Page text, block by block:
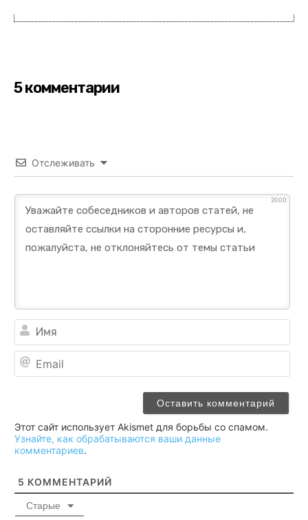
5 комментарии
Отслеживать
2000
Этот сайт использует Akismet для борьбы со спамом.
Узнайте, как обрабатываются ваши данные
комментариев.
5 КОММЕНТАРИЙ
Старые